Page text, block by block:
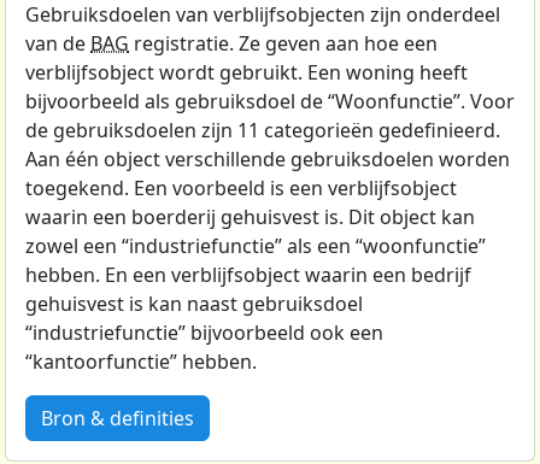
Gebruiksdoelen van verblijfsobjecten zijn onderdeel
van de BAG registratie. Ze geven aan hoe een
verblijfsobject wordt gebruikt. Een woning heeft
bijvoorbeeld als gebruiksdoel de “Woonfunctie”. Voor
de gebruiksdoelen zijn 11 categorieën gedefinieerd.
Aan één object verschillende gebruiksdoelen worden
toegekend. Een voorbeeld is een verblijfsobject
waarin een boerderij gehuisvest is. Dit object kan
zowel een “industriefunctie” als een “woonfunctie”
hebben. En een verblijfsobject waarin een bedrijf
gehuisvest is kan naast gebruiksdoel
“industriefunctie” bijvoorbeeld ook een
“kantoorfunctie” hebben.
Bron & definities